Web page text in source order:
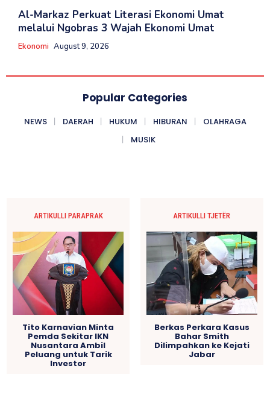
Al-Markaz Perkuat Literasi Ekonomi Umat
melalui Ngobras 3 Wajah Ekonomi Umat
Ekonomi August 9, 2026
Popular Categories
NEWS DAERAH HUKUM HIBURAN
OLAHRAGA
MUSIK
ARTIKULLI PARAPRAK
Tito Karnavian Minta
Pemda Sekitar IKN
Nusantara Ambil
Peluang untuk Tarik
Investor
ARTIKULLI TJETËR
Berkas Perkara Kasus
Bahar Smith
Dilimpahkan ke Kejati
Jabar